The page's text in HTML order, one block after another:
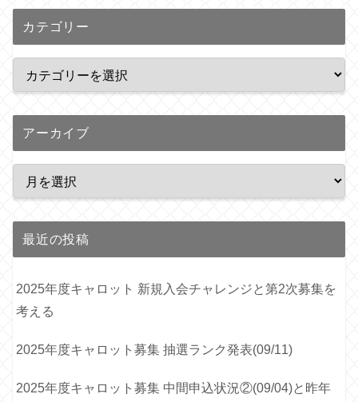
カテゴリー
アーカイブ
最近の投稿
2025年度キャロット 新規入会チャレンジと第2次募集を
考える
2025年度キャロット募集 抽選ランク発表(09/11)
2025年度キャロット募集 中間申込状況②(09/04)と昨年